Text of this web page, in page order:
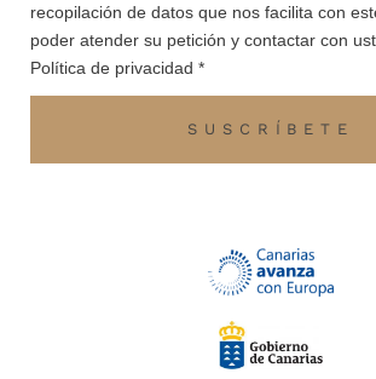
recopilación de datos que nos facilita con
poder atender su petición y contactar con
Política de privacidad *
SUSCRÍBETE